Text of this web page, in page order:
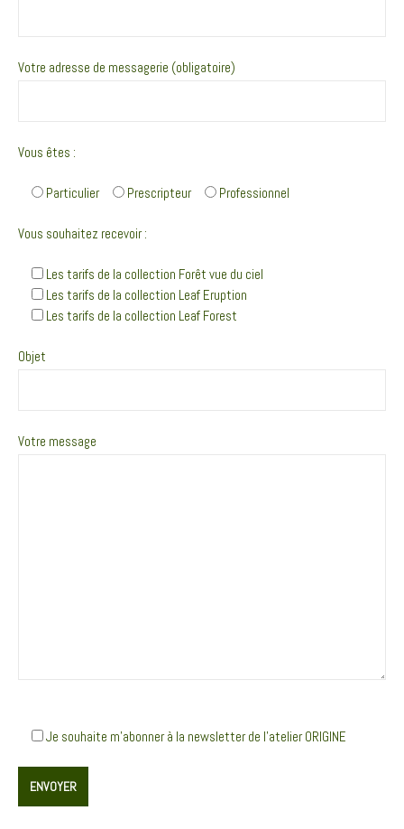
Votre adresse de messagerie (obligatoire)
Vous êtes :
Particulier Prescripteur Professionnel
Vous souhaitez recevoir :
Les tarifs de la collection Forêt vue du ciel
Les tarifs de la collection Leaf Eruption
Les tarifs de la collection Leaf Forest
Objet
Votre message
Je souhaite m’abonner à la newsletter de l’atelier ORIGINE